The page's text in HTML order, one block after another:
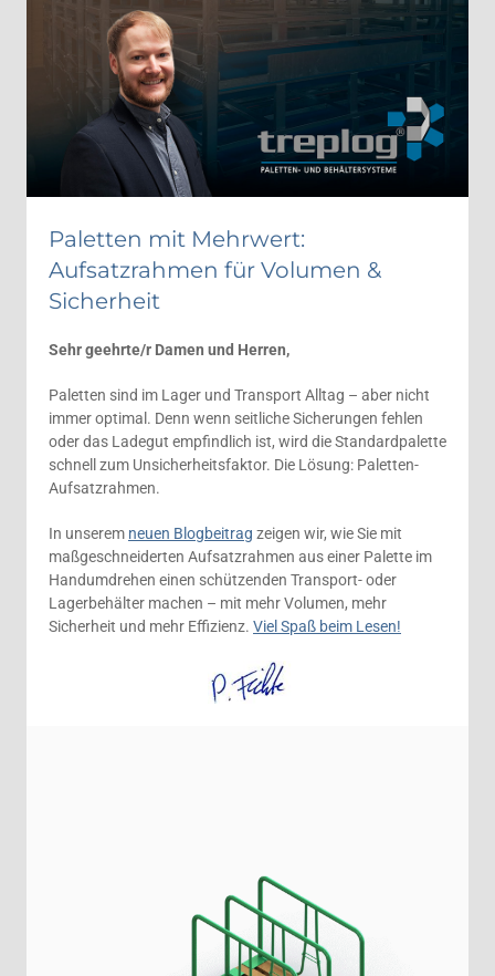
Paletten mit Mehrwert:
Aufsatzrahmen für Volumen &
Sicherheit
Sehr geehrte/r Damen und Herren,
Paletten sind im Lager und Transport Alltag – aber nicht
immer optimal. Denn wenn seitliche Sicherungen fehlen
oder das Ladegut empfindlich ist, wird die Standardpalette
schnell zum Unsicherheitsfaktor. Die Lösung: Paletten-
Aufsatzrahmen.
In unserem neuen Blogbeitrag zeigen wir, wie Sie mit
maßgeschneiderten Aufsatzrahmen aus einer Palette im
Handumdrehen einen schützenden Transport- oder
Lagerbehälter machen – mit mehr Volumen, mehr
Sicherheit und mehr Effizienz. Viel Spaß beim Lesen!